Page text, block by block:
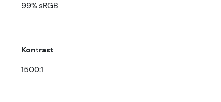
99% sRGB
Kontrast
1500:1